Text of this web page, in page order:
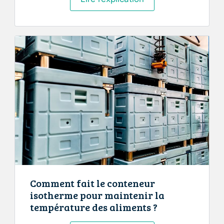
fonctionne
3D
?
Comment fait le conteneur
isotherme pour maintenir la
température des aliments ?